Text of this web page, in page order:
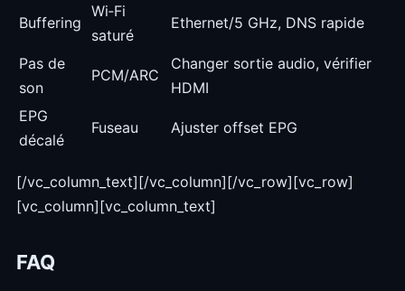
Buffering
Wi‑Fi
saturé
Ethernet/5 GHz, DNS rapide
Pas de
son
PCM/ARC
Changer sortie audio, vérifier
HDMI
EPG
décalé
Fuseau Ajuster offset EPG
[/vc_column_text][/vc_column][/vc_row][vc_row]
[vc_column][vc_column_text]
FAQ